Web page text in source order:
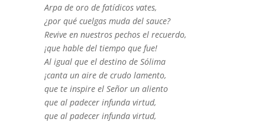
Arpa de oro de fatídicos vates,
¿por qué cuelgas muda del sauce?
Revive en nuestros pechos el recuerdo,
¡que hable del tiempo que fue!
Al igual que el destino de Sólima
¡canta un aire de crudo lamento,
que te inspire el Señor un aliento
que al padecer infunda virtud,
que al padecer infunda virtud,